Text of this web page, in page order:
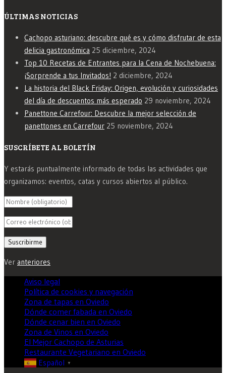
ÚLTIMAS NOTICIAS
Cachopo asturiano: descubre qué es y cómo disfrutar de esta
delicia gastronómica 25 diciembre, 2024
Top 10 Recetas de Entrantes para la Cena de Nochebuena:
¡Sorprende a tus Invitados! 2 diciembre, 2024
La historia del Black Friday: Origen, evolución y curiosidades
del día de descuentos más esperado 29 noviembre, 2024
Panettone Carrefour: Descubre la mejor selección de
panettones en Carrefour 25 noviembre, 2024
SUSCRÍBETE AL BOLETÍN
Y estarás puntualmente informado de todas las actividades que
organizamos: eventos, catas y cursos abiertos al público.
Ver anteriores
Aviso legal
Política de cookies y navegación
Zona de tapas en Oviedo
Dónde comer fabada en Oviedo
Dónde cenar bien en Oviedo
Zona de Vinos en Oviedo
El Mejor Cachopo de Asturias
Restaurante Vegetariano en Oviedo
Español ▼